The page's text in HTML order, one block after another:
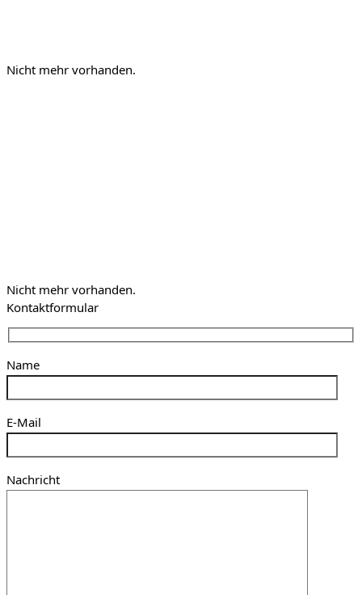
Nicht mehr vorhanden.
Nicht mehr vorhanden.
Kontaktformular
Name
E-Mail
Nachricht